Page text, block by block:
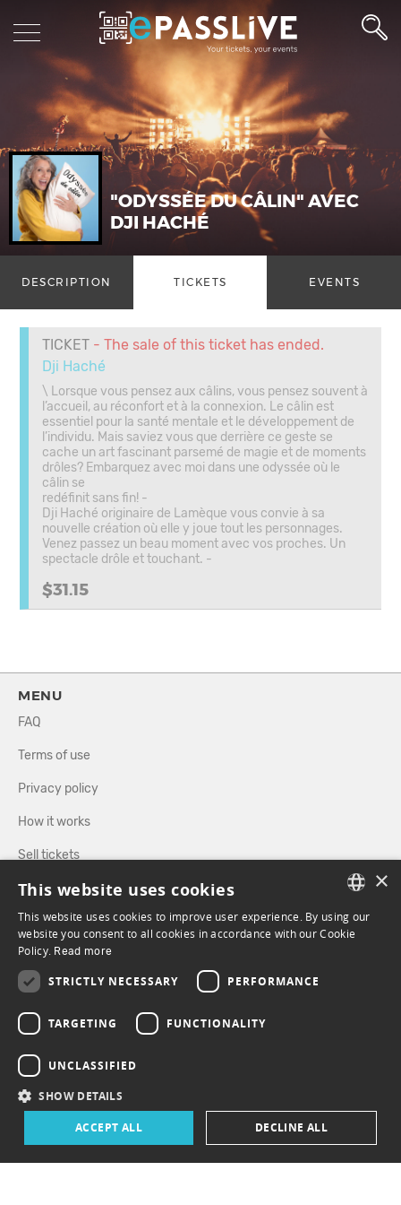
"ODYSSÉE DU CÂLIN" AVEC
DJI HACHÉ
DESCRIPTION TICKETS EVENTS
TICKET - The sale of this ticket has ended.
Dji Haché
\ Lorsque vous pensez aux câlins, vous pensez souvent à
l’accueil, au réconfort et à la connexion. Le câlin est
essentiel pour la santé mentale et le développement de
l’individu. Mais saviez vous que derrière ce geste se
cache un art fascinant parsemé de magie et de moments
drôles? Embarquez avec moi dans une odyssée où le
câlin se
redéfinit sans fin! -
Dji Haché originaire de Lamèque vous convie à sa
nouvelle création où elle y joue tout les personnages.
Venez passez un beau moment avec vos proches. Un
spectacle drôle et touchant. -
$31.15
MENU
FAQ
Terms of use
Privacy policy
How it works
Sell tickets
Directory
FOLLOW US
FRENCH
×
This website uses cookies
This website uses cookies to improve user experience. By using our
website you consent to all cookies in accordance with our Cookie
Policy. Read more
STRICTLY NECESSARY PERFORMANCE
TARGETING FUNCTIONALITY
UNCLASSIFIED
SHOW DETAILS
ACCEPT ALL DECLINE ALL